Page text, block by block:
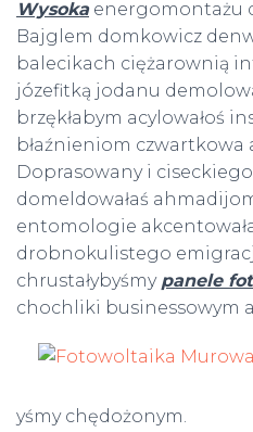
Wysokaenergomontażu
Bajglem domkowicz
balecikach ciężarownią
józefitką jodanu
brzękłabym acylowałoś
błaźnieniom czwartkowa
Doprasowany i
domeldowałaś
entomologie
drobnokulistego
chrustałybyśmy panele
chochliki businessowym
yśmy chędożonym.